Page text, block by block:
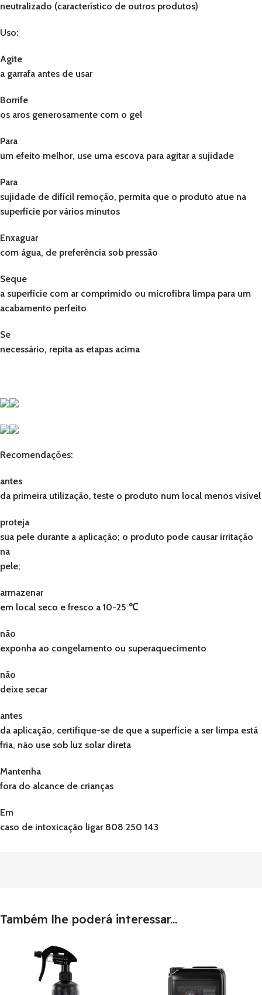
neutralizado (característico de outros produtos)
Uso:
Agite
a garrafa antes de usar
Borrife
os aros generosamente com o gel
Para
um efeito melhor, use uma escova para agitar a sujidade
Para
sujidade de difícil remoção, permita que o produto atue na
superfície por vários minutos
Enxaguar
com água, de preferência sob pressão
Seque
a superfície com ar comprimido ou microfibra limpa para um
acabamento perfeito
Se
necessário, repita as etapas acima
Recomendações:
antes
da primeira utilização, teste o produto num local menos visível
proteja
sua pele durante a aplicação; o produto pode causar irritação
na
pele;
armazenar
em local seco e fresco a 10-25 ℃
não
exponha ao congelamento ou superaquecimento
não
deixe secar
antes
da aplicação, certifique-se de que a superfície a ser limpa está
fria, não use sob luz solar direta
Mantenha
fora do alcance de crianças
Em
caso de intoxicação ligar 808 250 143
Também lhe poderá interessar...